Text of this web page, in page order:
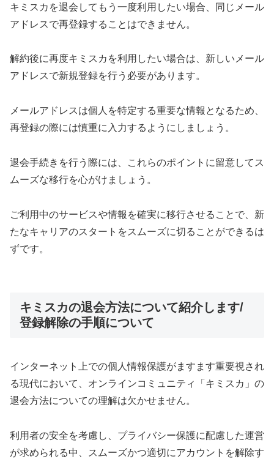
キミスカを退会してもう一度利用したい場合、同じメール
アドレスで再登録することはできません。
解約後に再度キミスカを利用したい場合は、新しいメール
アドレスで新規登録を行う必要があります。
メールアドレスは個人を特定する重要な情報となるため、
再登録の際には慎重に入力するようにしましょう。
退会手続きを行う際には、これらのポイントに留意してス
ムーズな移行を心がけましょう。
ご利用中のサービスや情報を確実に移行させることで、新
たなキャリアのスタートをスムーズに切ることができるは
ずです。
キミスカの退会方法について紹介します/
登録解除の手順について
インターネット上での個人情報保護がますます重要視され
る現代において、オンラインコミュニティ「キミスカ」の
退会方法についての理解は欠かせません。
利用者の安全を考慮し、プライバシー保護に配慮した運営
が求められる中、スムーズかつ適切にアカウントを解除す